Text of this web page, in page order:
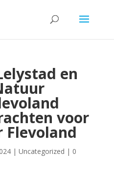
en
voor
Flevoland
| Uncategorized | 0